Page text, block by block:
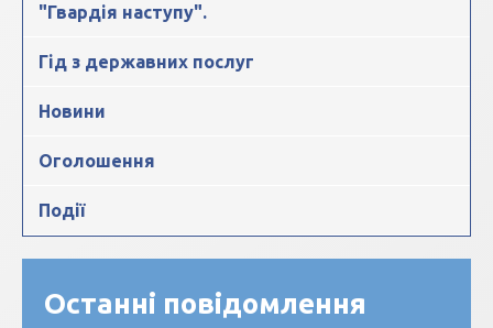
"Гвардія наступу".
Гід з державних послуг
Новини
Оголошення
Події
Останні повідомлення